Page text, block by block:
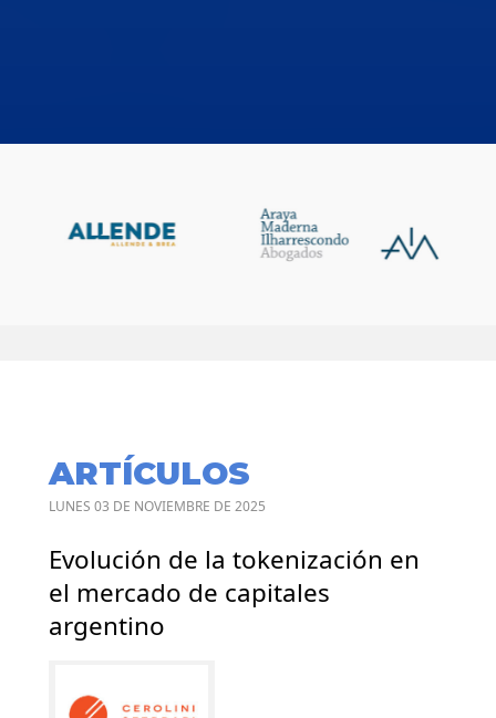
ARTÍCULOS
LUNES 03 DE NOVIEMBRE DE 2025
Evolución de la tokenización en
el mercado de capitales
argentino